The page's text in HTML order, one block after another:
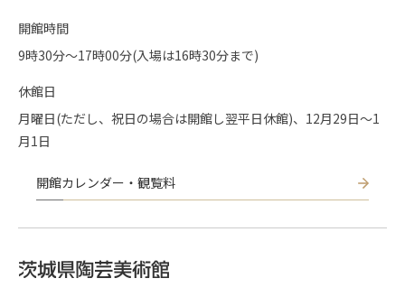
開館時間
9時30分〜17時00分(入場は16時30分まで)
休館日
月曜日(ただし、祝日の場合は開館し翌平日休館)、12月29日～1
月1日
開館カレンダー・観覧料